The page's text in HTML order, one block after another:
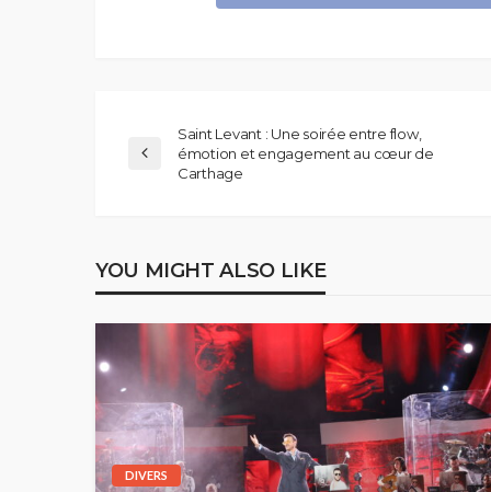
Saint Levant : Une soirée entre flow,
émotion et engagement au cœur de
Carthage
YOU MIGHT ALSO LIKE
DIVERS